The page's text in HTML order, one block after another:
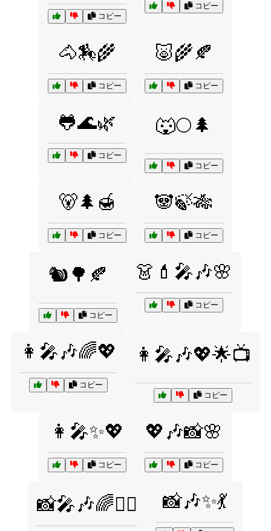
コピー
コピー
🐴🏇🌾
コピー
🐷🌾🍂
コピー
🐸🌊🌿
コピー
🐺🌕🌲
コピー
🐻🌲🍯
コピー
🐼🍃🎋
コピー
🐿️🌳🍂
コピー
👗💄🎤🎶🌸
コピー
👩‍🎤🎶🌈💖
コピー
👩‍🎤🎶💖🌟📺
コピー
👩‍🎤✨💖
コピー
💖🎶📸🌸
コピー
📸🎤🎶🌈👯‍♀️ 📸🎶✨💃